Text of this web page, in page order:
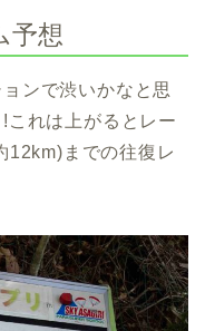
予想
ンで渋いかなと思
これは上がるとレー
12km)までの往復レ